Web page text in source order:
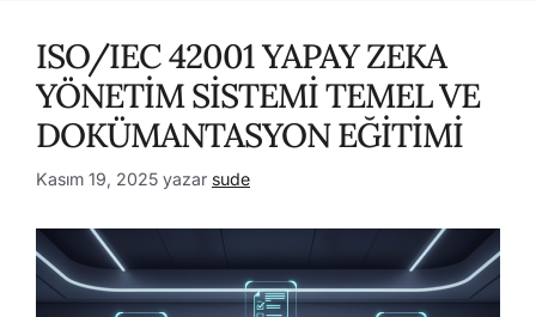
ISO/IEC 42001 YAPAY ZEKA
YÖNETİM SİSTEMİ TEMEL VE
DOKÜMANTASYON EĞİTİMİ
Kasım 19, 2025 yazar sude